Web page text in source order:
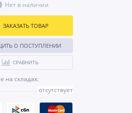
Нет в наличии
ЗАКАЗАТЬ ТОВАР
О ПОСТУПЛЕНИИ
СРАВНИТЬ
на складах:
отсутствует